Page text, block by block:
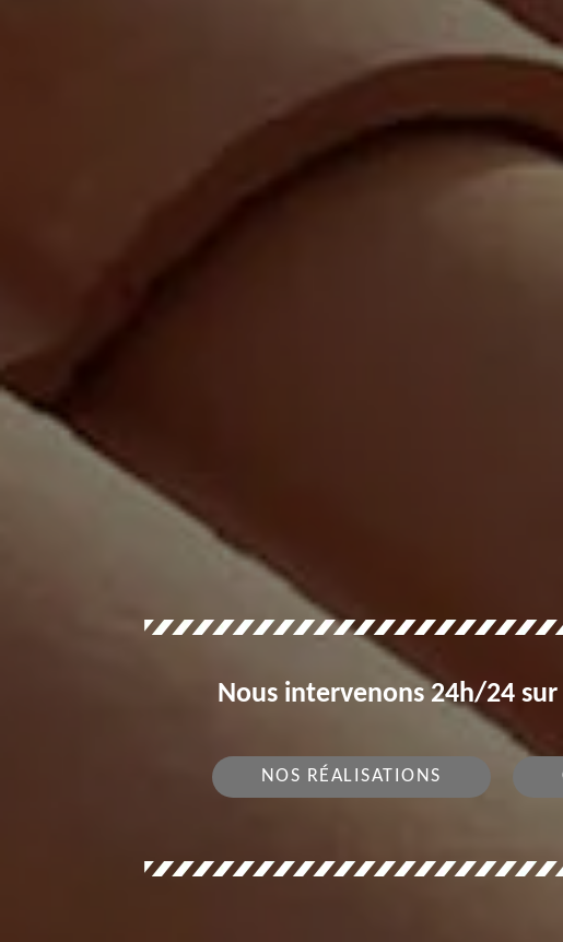
Nous intervenons 24h/24
NOS RÉALISATIONS